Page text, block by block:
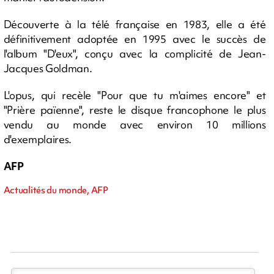
Découverte à la télé française en 1983, elle a été
définitivement adoptée en 1995 avec le succès de
l'album "D'eux", conçu avec la complicité de Jean-
Jacques Goldman.
L'opus, qui recèle "Pour que tu m'aimes encore" et
"Prière païenne", reste le disque francophone le plus
vendu au monde avec environ 10 millions
d'exemplaires.
AFP
Actualités du monde, AFP